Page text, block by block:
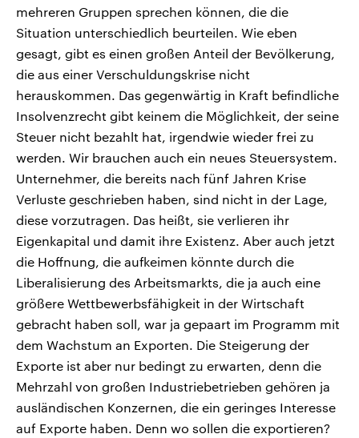
mehreren Gruppen sprechen können, die die
Situation unterschiedlich beurteilen. Wie eben
gesagt, gibt es einen großen Anteil der Bevölkerung,
die aus einer Verschuldungskrise nicht
herauskommen. Das gegenwärtig in Kraft befindliche
Insolvenzrecht gibt keinem die Möglichkeit, der seine
Steuer nicht bezahlt hat, irgendwie wieder frei zu
werden. Wir brauchen auch ein neues Steuersystem.
Unternehmer, die bereits nach fünf Jahren Krise
Verluste geschrieben haben, sind nicht in der Lage,
diese vorzutragen. Das heißt, sie verlieren ihr
Eigenkapital und damit ihre Existenz. Aber auch jetzt
die Hoffnung, die aufkeimen könnte durch die
Liberalisierung des Arbeitsmarkts, die ja auch eine
größere Wettbewerbsfähigkeit in der Wirtschaft
gebracht haben soll, war ja gepaart im Programm mit
dem Wachstum an Exporten. Die Steigerung der
Exporte ist aber nur bedingt zu erwarten, denn die
Mehrzahl von großen Industriebetrieben gehören ja
ausländischen Konzernen, die ein geringes Interesse
auf Exporte haben. Denn wo sollen die exportieren?